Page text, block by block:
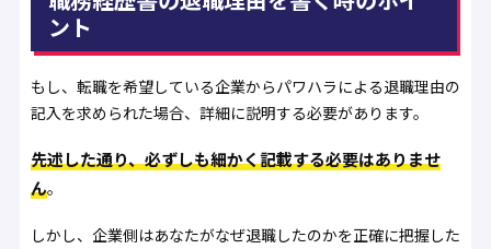
ント
もし、転職を希望している企業からパワハラによる退職理由の
記入を求められた場合、詳細に説明する必要があります。
先述した通り、必ずしも細かく記載する必要はありませ
ん。
しかし、企業側はあなたがなぜ退職したのかを正確に把握した